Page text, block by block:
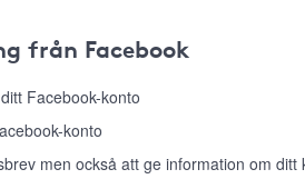
från Facebook
Facebook-konto
konto
men också att ge information om ditt